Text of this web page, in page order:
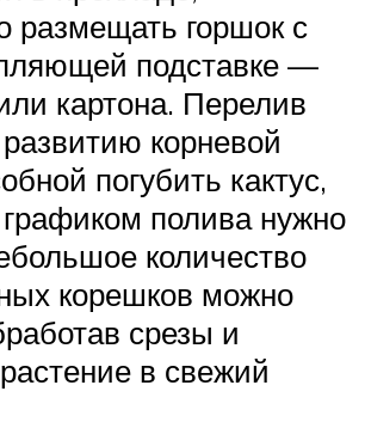
размещать горшок с
подставке —
картона. Перелив
корневой
погубить кактус,
полива нужно
количество
корешков можно
срезы и
в свежий